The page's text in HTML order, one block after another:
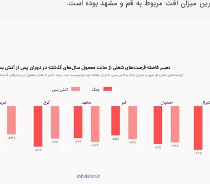
میزان افت مربوط به قم و مشهد بوده است.